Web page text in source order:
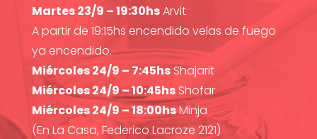
Martes 23/9 – 19:30hsArvit
A partir de 19:15hs encendido velas de fuego
ya encendido.
Miércoles 24/9 – 7:45hsShajarit
Miércoles 24/9 – 10:45hsShofar
Miércoles 24/9 – 18:00hsMinja
(En La Casa, Federico Lacroze 2121)